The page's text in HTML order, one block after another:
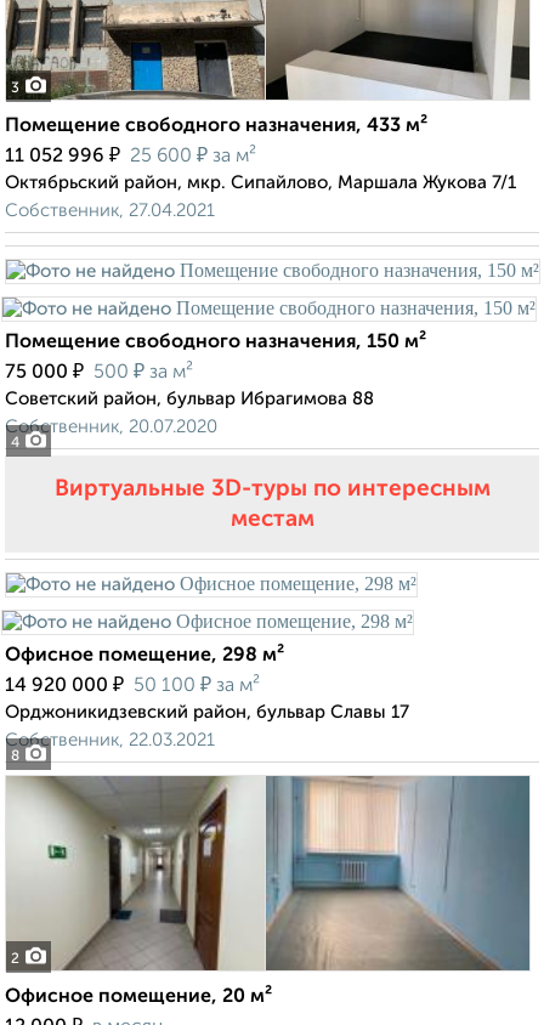
3
Помещение свободного назначения, 433 м²
11 052 996 ₽ 25 600 ₽ за м²
Октябрьский район, мкр. Сипайлово, Маршала Жукова 7/1
Собственник, 27.04.2021
4
Помещение свободного назначения, 150 м²
75 000 ₽ 500 ₽ за м²
Советский район, бульвар Ибрагимова 88
Собственник, 20.07.2020
Виртуальные 3D-туры по интересным
местам
8
Офисное помещение, 298 м²
14 920 000 ₽ 50 100 ₽ за м²
Орджоникидзевский район, бульвар Славы 17
Собственник, 22.03.2021
2
Офисное помещение, 20 м²